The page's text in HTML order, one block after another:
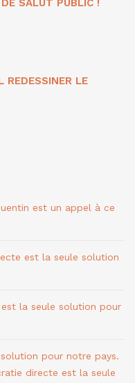
DE SALUT PUBLIC !
REDESSINER LE
est un appel à ce
est la seule solution
la seule solution pour
pour notre pays.
directe est la seule